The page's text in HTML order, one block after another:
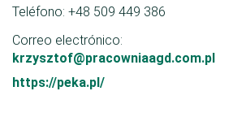
Teléfono: +48 509 449 386
Correo electrónico:
krzysztof@pracowniaagd.com.pl
https://peka.pl/